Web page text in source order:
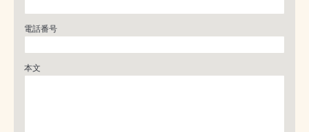
電話番号
本文